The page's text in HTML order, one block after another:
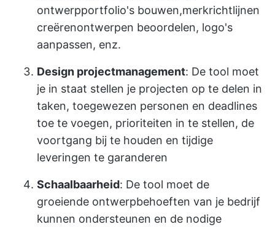
ontwerpportfolio's bouwen,merkrichtlijnen
creërenontwerpen beoordelen, logo's
aanpassen, enz.
Design projectmanagement: De tool moet
je in staat stellen je projecten op te delen in
taken, toegewezen personen en deadlines
toe te voegen, prioriteiten in te stellen, de
voortgang bij te houden en tijdige
leveringen te garanderen
Schaalbaarheid: De tool moet de
groeiende ontwerpbehoeften van je bedrijf
kunnen ondersteunen en de nodige